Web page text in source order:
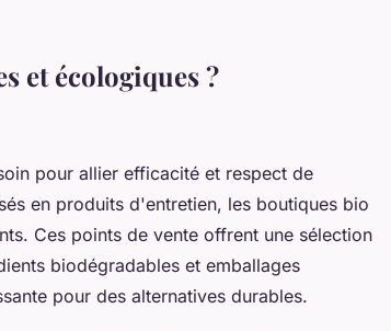
et écologiques ?
pour allier efficacité et respect de
en produits d'entretien, les boutiques bio
Ces points de vente offrent une sélection
biodégradables et emballages
pour des alternatives durables.